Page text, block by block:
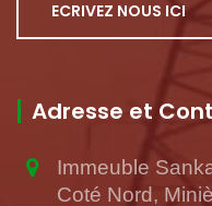
ECRIVEZ NOUS ICI
Adresse et
Immeuble
Coté Nord,